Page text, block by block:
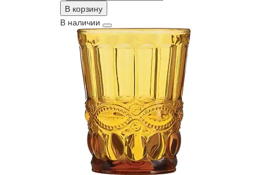
В корзину
В наличии